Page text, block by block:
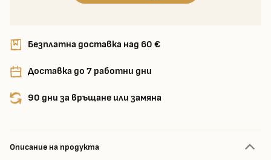
Безплатна доставка над 60 €
Доставка до 7 работни дни
90 дни за връщане или замяна
Описание на продукта